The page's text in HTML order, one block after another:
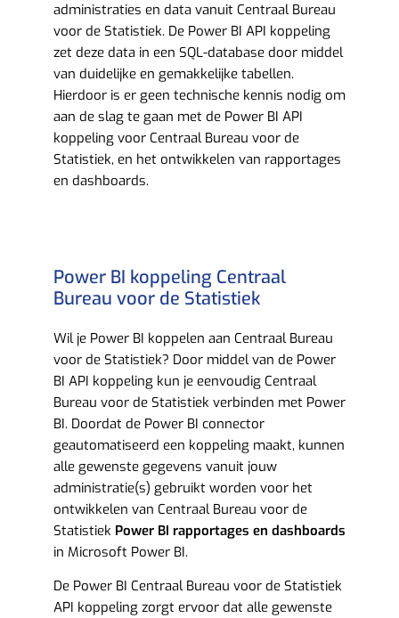
Power BI koppeling Centraal
Bureau voor de Statistiek
Wil je Power BI koppelen aan Centraal Bureau
voor de Statistiek? Door middel van de Power
BI API koppeling kun je eenvoudig Centraal
Bureau voor de Statistiek verbinden met Power
BI. Doordat de Power BI connector
geautomatiseerd een koppeling maakt, kunnen
alle gewenste gegevens vanuit jouw
administratie(s) gebruikt worden voor het
ontwikkelen van Centraal Bureau voor de
Statistiek Power BI rapportages en dashboards
in Microsoft Power BI.
De Power BI Centraal Bureau voor de Statistiek
API koppeling zorgt ervoor dat alle gewenste
administraties en data vanuit Centraal Bureau
voor de Statistiek. De Power BI API koppeling
zet deze data in een SQL-database door middel
van duidelijke en gemakkelijke tabellen.
Hierdoor is er geen technische kennis nodig om
aan de slag te gaan met de Power BI API
koppeling voor Centraal Bureau voor de
Statistiek, en het ontwikkelen van rapportages
en dashboards.